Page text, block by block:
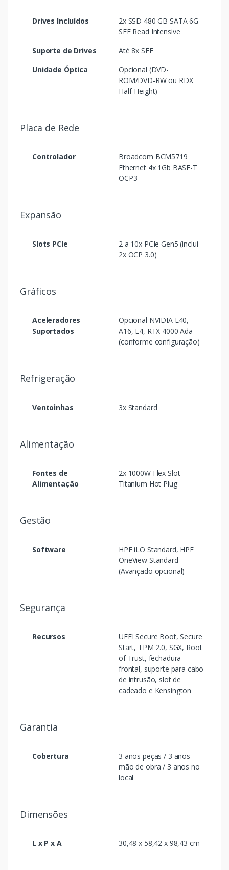
Drives Incluídos
2x SSD 480 GB SATA 6G
SFF Read Intensive
Suporte de Drives
Até 8x SFF
Unidade Óptica
Opcional (DVD-
ROM/DVD-RW ou RDX
Half-Height)
Placa de Rede
Controlador
Broadcom BCM5719
Ethernet 4x 1Gb BASE-T
OCP3
Expansão
Slots PCIe
2 a 10x PCIe Gen5 (inclui
2x OCP 3.0)
Gráficos
Aceleradores
Suportados
Opcional NVIDIA L40,
A16, L4, RTX 4000 Ada
(conforme configuração)
Refrigeração
Ventoinhas 3x Standard
Alimentação
Fontes de
Alimentação
2x 1000W Flex Slot
Titanium Hot Plug
Gestão
Software
HPE iLO Standard, HPE
OneView Standard
(Avançado opcional)
Segurança
Recursos
UEFI Secure Boot, Secure
Start, TPM 2.0, SGX, Root
of Trust, fechadura
frontal, suporte para cabo
de intrusão, slot de
cadeado e Kensington
Garantia
Cobertura
3 anos peças / 3 anos
mão de obra / 3 anos no
local
Dimensões
L x P x A 30,48 x 58,42 x 98,43 cm